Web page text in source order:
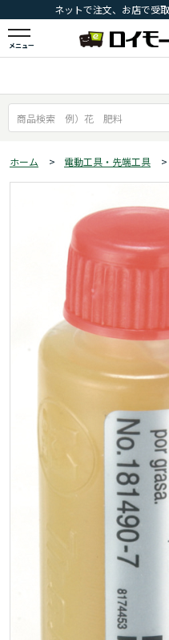
ネットで注文、お店で受
メニュー
ホーム > 電動工具・先端工具 >